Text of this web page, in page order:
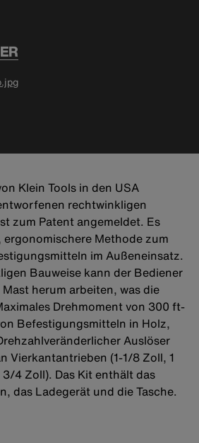
Klein Tools in den USA
rechtwinkligen
zum Patent angemeldet. Es
ergonomischere Methode zum
im Außeneinsatz.
Bauweise kann der Bediener
herum arbeiten, was die
Drehmoment von 300 ft-
Befestigungsmitteln in Holz,
Auslöser
Vierkantantrieben (1-1/8 Zoll, 1
4 Zoll). Das Kit enthält das
das Ladegerät und die Tasche.